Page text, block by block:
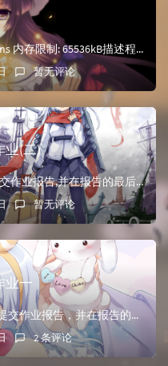
A:白给的list排序总时间限制: 1000ms 内存限制: 65536kB描述程序填空，产生指定输出#include <cstdio> #include <iostream&...
暂无评论
(二)
作业要求完成以下OpenMP程序,提交作业报告,并在报告的最后附源码,格式为PDF.The Number of Inversion PairsBucket Sort报告的内容可以包括：1.并行的...
暂无评论
业一
作业要求完成以下OpenMP程序，提交作业报告，并在报告的最后附源码，格式为PDF。Find Prime矩阵乘法Calculate π报告的内容可以包括：1.并行的核心代码或核心思想；2.与参考...
2 条评论